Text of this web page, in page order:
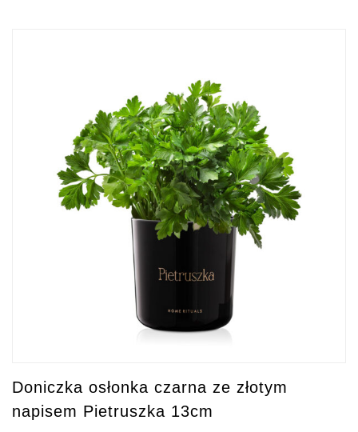
Doniczka osłonka czarna ze złotym
napisem Pietruszka 13cm